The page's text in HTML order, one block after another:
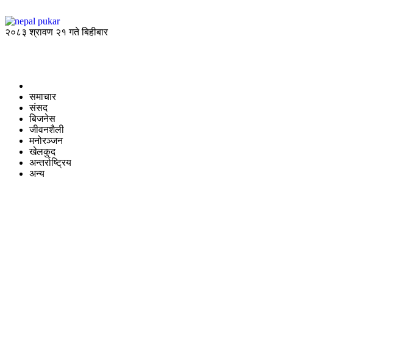
२०८३ श्रावण २१ गते बिहीबार
समाचार
संसद
बिजनेस
जीवनशैली
मनोरञ्जन
खेलकुद
अन्तर्राष्ट्रिय
अन्य